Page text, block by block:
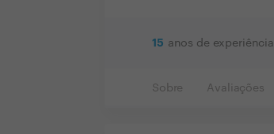
15 anos de experiência
Sobre Avaliações